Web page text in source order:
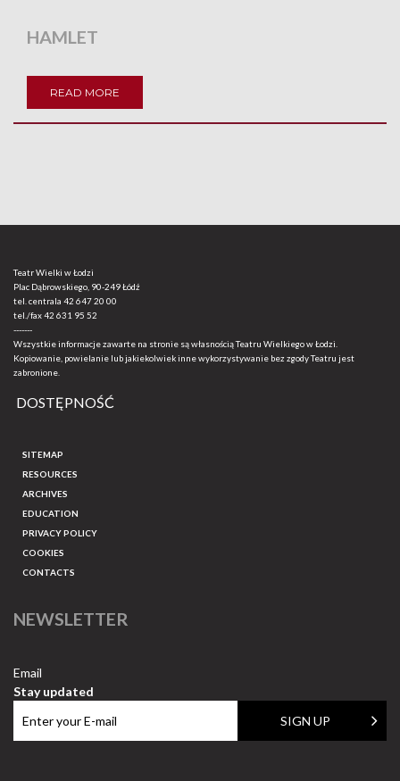
HAMLET
READ MORE
Teatr Wielki w Łodzi
Plac Dąbrowskiego, 90-249 Łódź
tel. centrala 42 647 20 00
tel./fax42 631 95 52
-------
Wszystkie informacje zawarte na stronie są własnością Teatru Wielkiego w Łodzi.
Kopiowanie, powielanie lub jakiekolwiek inne wykorzystywanie bez zgody Teatru jest
zabronione.
DOSTĘPNOŚĆ
SITEMAP
RESOURCES
ARCHIVES
EDUCATION
PRIVACY POLICY
COOKIES
CONTACTS
NEWSLETTER
Email
Stay updated